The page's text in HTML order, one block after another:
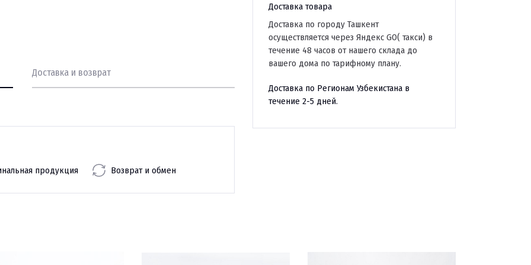
Доставка и возврат
продукция Возврат и обмен
Доставка товара
Доставка по городу Ташкент
осуществляется через Яндекс GO( такси) в
течение 48 часов от нашего склада до
вашего дома по тарифному плану.
Доставка по Регионам Узбекистана в
течение 2-5 дней.